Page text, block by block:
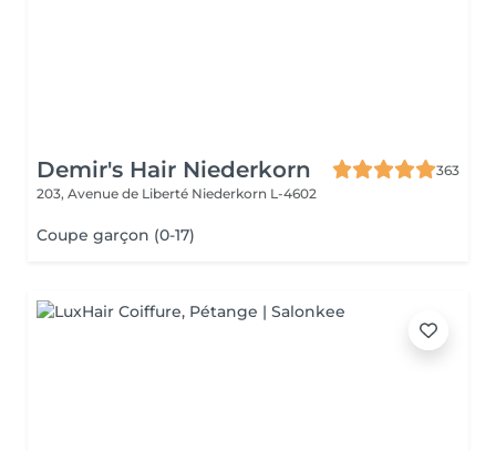
Demir's Hair Niederkorn
363
203, Avenue de Liberté Niederkorn L-4602
Coupe garçon (0-17)